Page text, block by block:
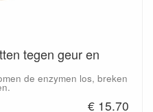
tegen geur en
de enzymen los, breken
€ 15.70